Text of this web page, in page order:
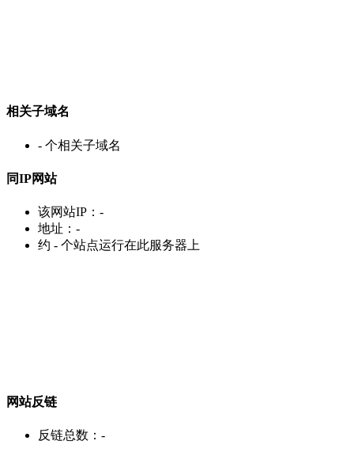
相关子域名
- 个相关子域名
同IP网站
该网站IP： -
地址： -
约 - 个站点运行在此服务器上
网站反链
反链总数： -